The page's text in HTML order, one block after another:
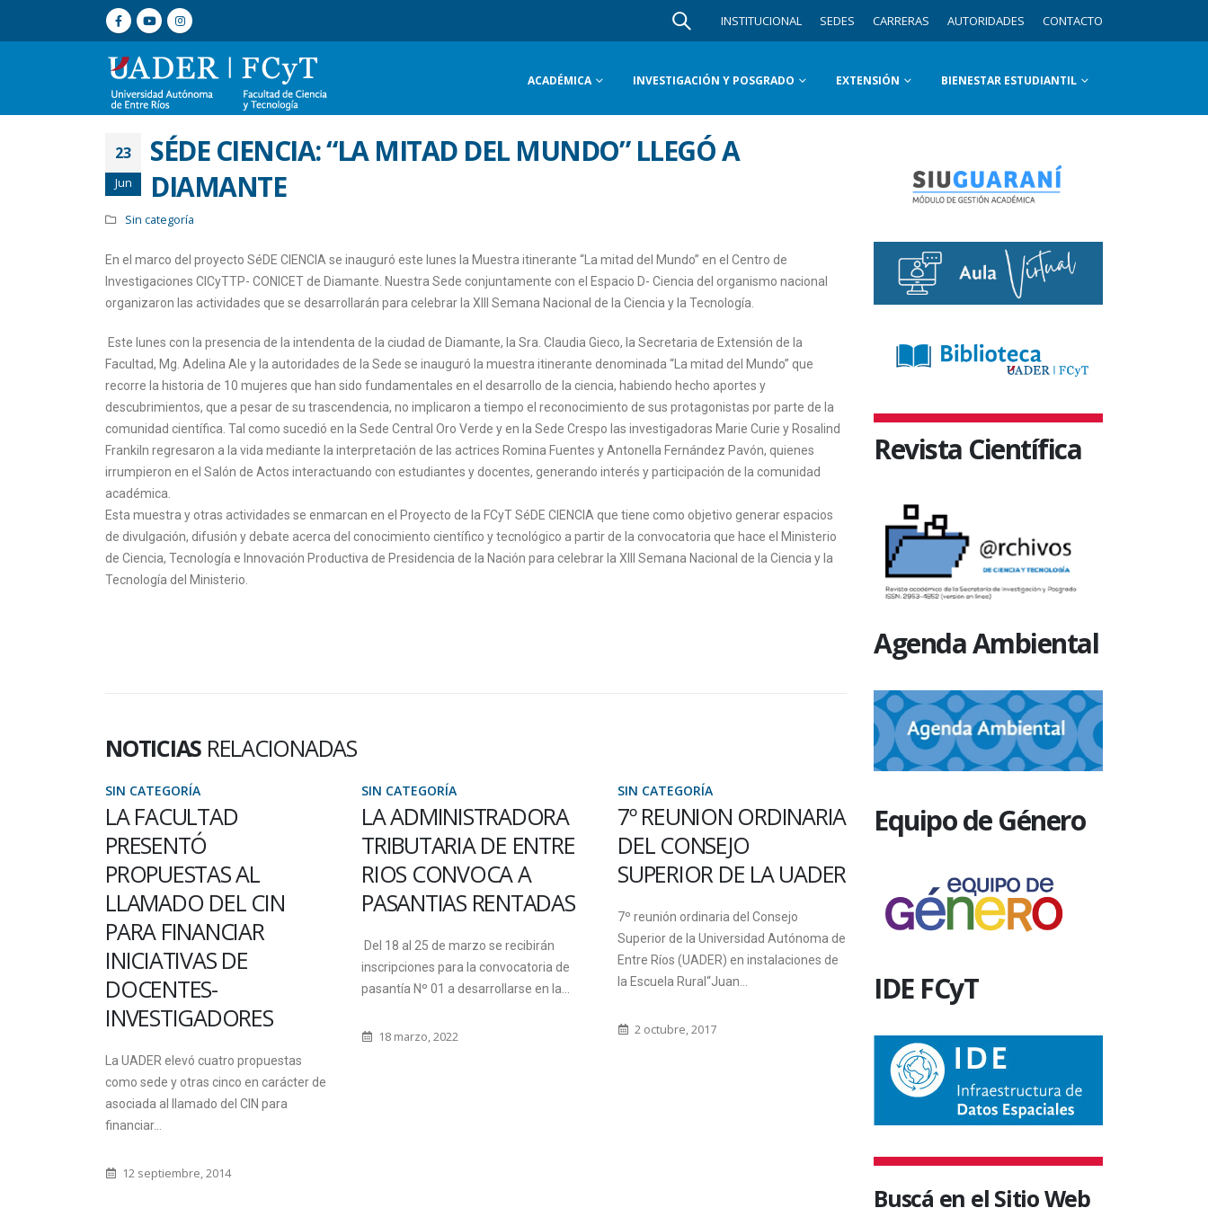
INSTITUCIONAL SEDES CARRERAS AUTORIDADES CONTACTO
ACADÉMICA INVESTIGACIÓN Y POSGRADO EXTENSIÓN BIENESTAR ESTUDIANTIL
23
Jun
SÉDE CIENCIA: “LA MITAD DEL MUNDO” LLEGÓ A
DIAMANTE
Sin categoría
En el marco del proyecto SéDE CIENCIA se inauguró este lunes la Muestra itinerante “La mitad del Mundo” en el Centro de
Investigaciones CICyTTP- CONICET de Diamante. Nuestra Sede conjuntamente con el Espacio D- Ciencia del organismo nacional
organizaron las actividades que se desarrollarán para celebrar la XIII Semana Nacional de la Ciencia y la Tecnología.
Este lunes con la presencia de la intendenta de la ciudad de Diamante, la Sra. Claudia Gieco, la Secretaria de Extensión de la
Facultad, Mg. Adelina Ale y la autoridades de la Sede se inauguró la muestra itinerante denominada “La mitad del Mundo” que
recorre la historia de 10 mujeres que han sido fundamentales en el desarrollo de la ciencia, habiendo hecho aportes y
descubrimientos, que a pesar de su trascendencia, no implicaron a tiempo el reconocimiento de sus protagonistas por parte de la
comunidad científica. Tal como sucedió en la Sede Central Oro Verde y en la Sede Crespo las investigadoras Marie Curie y Rosalind
Frankiln regresaron a la vida mediante la interpretación de las actrices Romina Fuentes y Antonella Fernández Pavón, quienes
irrumpieron en el Salón de Actos interactuando con estudiantes y docentes, generando interés y participación de la comunidad
académica.
Esta muestra y otras actividades se enmarcan en el Proyecto de la FCyT SéDE CIENCIA que tiene como objetivo generar espacios
de divulgación, difusión y debate acerca del conocimiento científico y tecnológico a partir de la convocatoria que hace el Ministerio
de Ciencia, Tecnología e Innovación Productiva de Presidencia de la Nación para celebrar la XIII Semana Nacional de la Ciencia y la
Tecnología del Ministerio.
NOTICIAS RELACIONADAS
FACULTAD
AL
DEL CIN
FINANCIAR
DE
UADER elevó cuatro propuestas
sede y otras cinco en carácter de
al llamado del CIN para
12 septiembre, 2014
LA ADMINISTRADORA
TRIBUTARIA DE ENTRE
RIOS CONVOCA A
PASANTIAS RENTADAS
Del 18 al 25 de marzo se recibirán
inscripciones para la convocatoria de
pasantía Nº 01 a desarrollarse en la...
7º REUNION ORDINARIA
DEL CONSEJO
SUPERIOR DE LA UADER
7º reunión ordinaria del Consejo
Superior de la Universidad Autónoma de
Entre Ríos (UADER) en instalaciones de
la Escuela Rural“Juan...
LA ÓPERA DIDO Y ENAS
SE PRESENTARÁ ESTE
VIERNES EN EL TEATRO
3 DE FEBRERO
El viernes 21 de setiembre se
presentará la opera “Dido & Eneas”.
Una puesta de Eduardo Casullo, en el
OPTIMIZAR LAS
LABORATORIO EN
ESCUELAS
SECUNDARIAS, EJE
Las profesoras Graciela Monzón y
Beatriz Leyes dictarán una
laboratorio: espacio -tiempo
Revista Científica
Agenda Ambiental
Equipo de Género
IDE FCyT
Buscá en el Sitio Web